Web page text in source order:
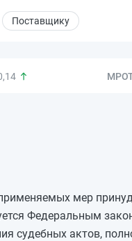
Поставщику
мер
Федеральным
судебных актов,